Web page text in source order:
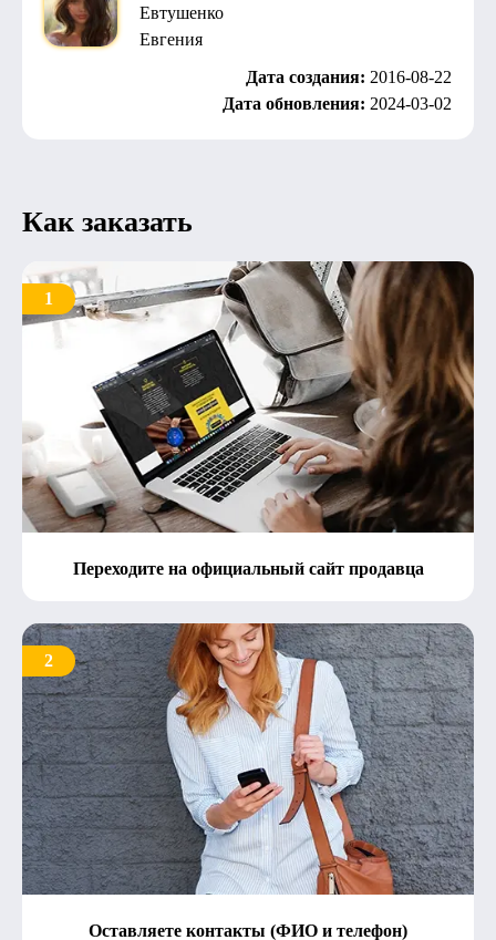
Евтушенко
Евгения
Дата создания: 2016-08-22
Дата обновления: 2024-03-02
Как заказать
1
Переходите на официальный сайт продавца
2
Оставляете контакты (ФИО и телефон)